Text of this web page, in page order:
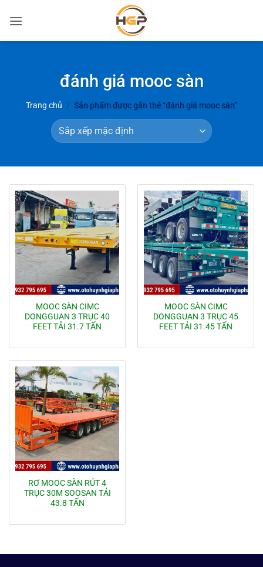
qua
đánh giá mooc sàn
Trang chủ / Sản phẩm được gắn thẻ “đánh giá mooc sàn”
MOOC SÀN CIMC
DONGGUAN 3 TRỤC 40
FEET TẢI 31.7 TẤN
MOOC SÀN CIMC
DONGGUAN 3 TRỤC 45
FEET TẢI 31.45 TẤN
RƠ MOOC SÀN RÚT 4
TRỤC 30M SOOSAN TẢI
43.8 TẤN